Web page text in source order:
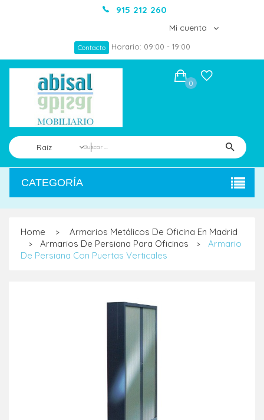
915 212 260
Mi cuenta
Contacto Horario: 09:00 - 19:00
Raíz
0
CATEGORÍA
Home > Armarios Metálicos De Oficina En Madrid
> Armarios De Persiana Para Oficinas >
Armario
De Persiana Con Puertas Verticales